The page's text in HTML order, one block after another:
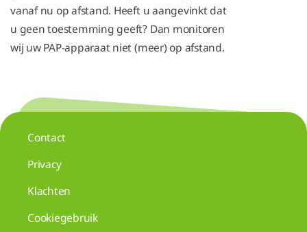
vanaf nu op afstand. Heeft u aangevinkt dat
u geen toestemming geeft? Dan monitoren
wij uw PAP-apparaat niet (meer) op afstand.
Contact
Privacy
Klachten
Cookiegebruik